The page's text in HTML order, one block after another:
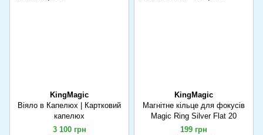
KingMagic
Віяло в Капелюх | Картковий
капелюх
3 100 грн
KingMagic
Магнітне кільце для фокусів
Magic Ring Silver Flat 20
199 грн